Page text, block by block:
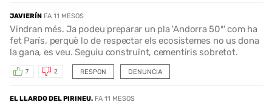
JAVIERÍN FA 11 MESOS
Vindran més. Ja podeu preparar un pla 'Andorra 50º' com ha
fet París, perquè lo de respectar els ecosistemes no us dona
la gana, es veu. Seguiu construïnt, cementiris sobretot.
RESPON
7 2 DENUNCIA
EL LLARDO DEL PIRINEU. FA 11 MESOS